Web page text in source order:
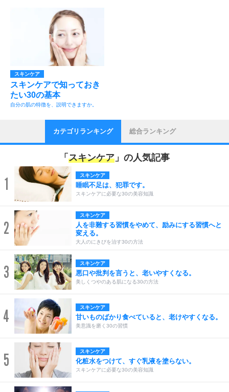
スキンケア
スキンケアで知っておき
たい30の基本
自分の肌の特徴を、説明できますか。
カテゴリランキング 総合ランキング
「 スキンケア 」の人気記事
1 スキンケア
睡眠不足は、犯罪です。
スキンケアに必要な30の美容知識
2
スキンケア
人を非難する習慣をやめて、励みにする習慣へと
変える。
大人のにきびを治す30の方法
3 スキンケア
悪口や批判を言うと、老いやすくなる。
美しくつやのある肌になる30の方法
4 スキンケア
甘いものばかり食べていると、老けやすくなる。
美意識を磨く30の習慣
5 スキンケア
化粧水をつけて、すぐ乳液を塗らない。
スキンケアに必要な30の美容知識